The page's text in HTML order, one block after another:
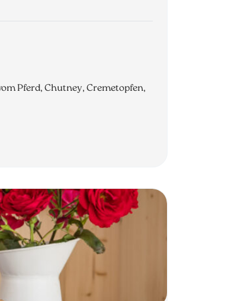
Pferd, Chutney, Cremetopfen,